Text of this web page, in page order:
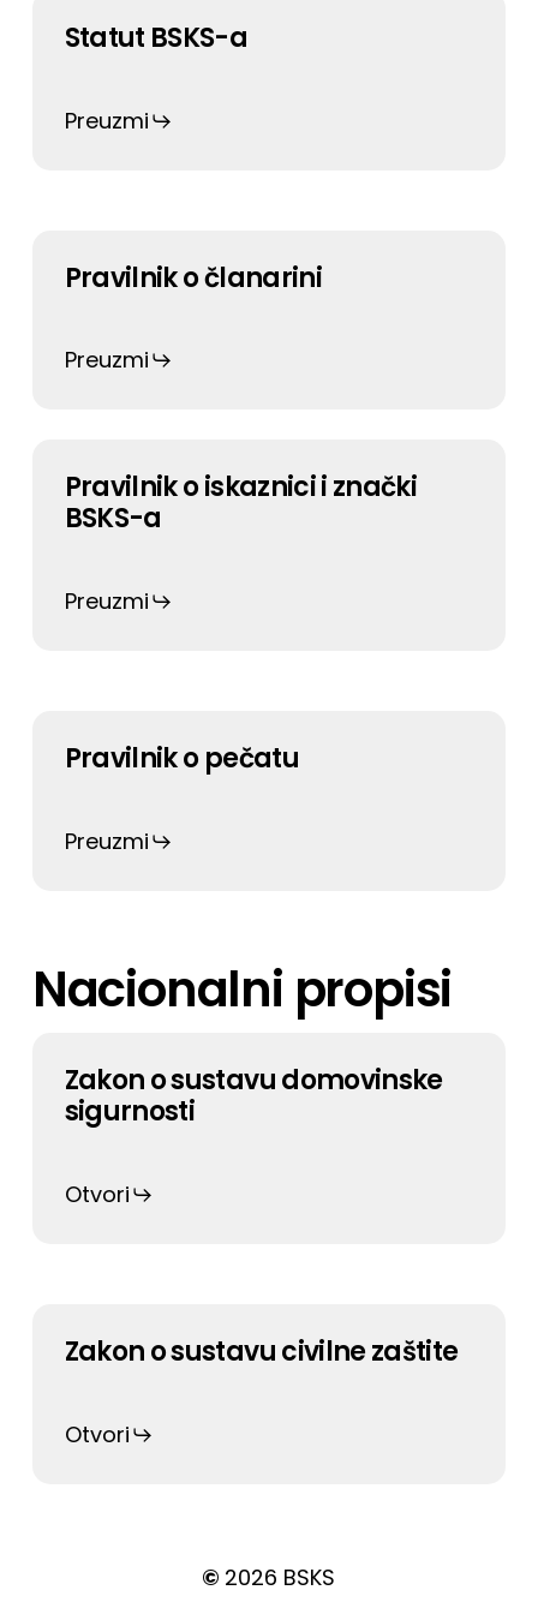
Statut BSKS-a
Preuzmi
Pravilnik o članarini
Preuzmi
Pravilnik o iskaznici i znački
BSKS-a
Preuzmi
Pravilnik o pečatu
Preuzmi
Nacionalni propisi
Zakon o sustavu domovinske
sigurnosti
Otvori
Zakon o sustavu civilne zaštite
Otvori
© 2026 BSKS